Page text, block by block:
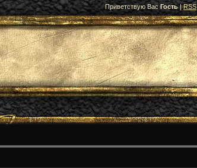
Приветствую Вас Гость|RSS